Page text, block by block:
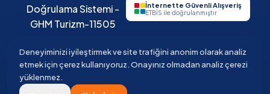
İnternette Güvenli Alışveriş
ETBİS ile doğrulanmıştır
2026 TourperiaSeyahat Acentesi
GHM Turizm · TÜRSAB Belge No 11505 · Güvenli ödeme · 3D Secure
Deneyiminizi iyileştirmek ve site trafiğini anonim olarak analiz
etmek için çerez kullanıyoruz. Onayınız olmadan analiz çerezi
yüklenmez.